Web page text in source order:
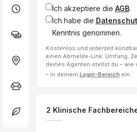
Ich akzeptiere die AGB.
Ich habe die
Kenntnis genommen.
Kostenlos und jederzeit
einen Abmelde-Link. Umfang,
deines Agenten stellst du – wie
– in deinem Login-Bereich ein.
2 Klinische